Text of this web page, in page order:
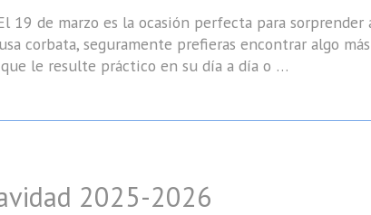
19 de marzo es la ocasión perfecta para sorprender
corbata, seguramente prefieras encontrar algo más
le resulte práctico en su día a día o …
2025-2026